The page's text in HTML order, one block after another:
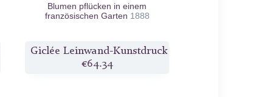
Blumen pflücken in einem
französischen Garten 1888
Giclée Leinwand-Kunstdruck
€64.34